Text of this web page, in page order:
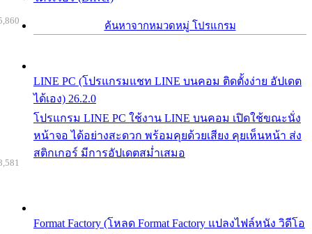
ค้นหาจากหมวดหมู่ โปรแกรม
LINE PC (โปรแกรมแชท LINE บนคอม ติดตั้งง่าย อัปเดต
ได้เอง) 26.2.0
โปรแกรม LINE PC ใช้งาน LINE บนคอม เปิดใช้ขณะนั่ง
หน้าจอ ได้อย่างสะดวก พร้อมคุยด้วยเสียง คุยเห็นหน้า ส่ง
สติกเกอร์ มีการอัปเดตสม่ำเสมอ
Format Factory (โหลด Format Factory แปลงไฟล์หนัง วิดีโอ